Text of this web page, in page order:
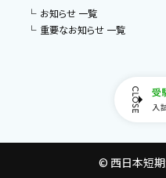
お知らせ 一覧
重要なお知らせ 一覧
© 西日本短